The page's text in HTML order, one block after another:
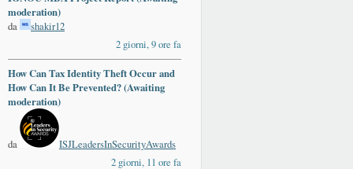
moderation)
da
shakir12
2 giorni, 9 ore fa
How Can Tax Identity Theft Occur and
How Can It Be Prevented? (Awaiting
moderation)
da
ISJLeadersInSecurityAwards
2 giorni, 11 ore fa